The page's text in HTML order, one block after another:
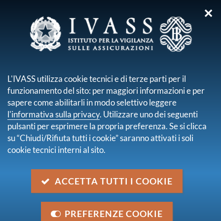
sei qui:
Lettere al mercato
pagina 2 di 23
Lettera al mercato del 25 febbraio 2025
Eventi atmosferici estremi e impatto sulla gestione dei
sinistri. Pianificazione di azioni a medio/lungo termine
Lettera al mercato del 14 febbraio 2025
minacce informatiche ai sensi del Regolamento UE
2022/2054 (DORA)
✕
L'IVASS utilizza cookie tecnici e di terze parti per il
funzionamento del sito: per maggiori informazioni e per
sapere come abilitarli in modo selettivo leggere
l'informativa sulla privacy. Utilizzare uno dei seguenti
pulsanti per esprimere la propria preferenza. Se si clicca
su “Chiudi/Rifiuta tutti i cookie” saranno attivati i soli
cookie tecnici interni al sito.
ACCETTA TUTTI I COOKIE
PREFERENZE COOKIE